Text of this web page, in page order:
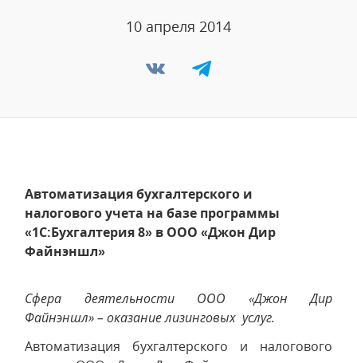
10 апреля 2014
Автоматизация бухгалтерского и
налогового учета на базе программы
«1С:Бухгалтерия 8» в ООО «Джон Дир
Файнэншл»
Сфера деятельности ООО «Джон Дир
Файнэншл» – оказание лизинговых услуг.
Автоматизация бухгалтерского и налогового